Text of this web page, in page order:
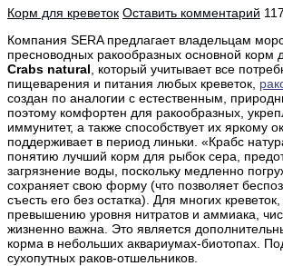
Корм для креветок Оставить комментарий
Компания SERA предлагает владельцам
пресноводных ракообразных основной корм
Crabs natural , который учитывает все
пищеварения и питания любых креветок,
создан по аналогии с естественным,
поэтому комфортен для ракообразных,
иммунитет, а также способствует их яркому
поддерживает в период линьки. «Крабс
понятию лучший корм для рыбок сера,
загрязнение воды , поскольку медленно
сохраняет свою форму (что позволяет
съесть его без остатка). Для многих
превышению уровня нитратов и аммиака,
жизненно важна. Это является
корма в небольших аквариумах-биотопах.
сухопутных раков-отшельников.